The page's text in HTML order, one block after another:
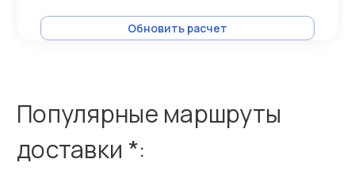
Обновить расчет
Популярные маршруты
доставки *: